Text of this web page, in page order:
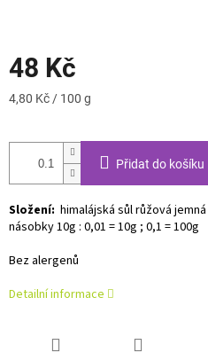
48 Kč
Měrná
4,80 Kč / 100 g
Přidat do košíku
Složení: himalájská sůl růžová jemná
násobky 10g : 0,01 = 10g ; 0,1 = 100g
Bez alergenů
Detailní informace